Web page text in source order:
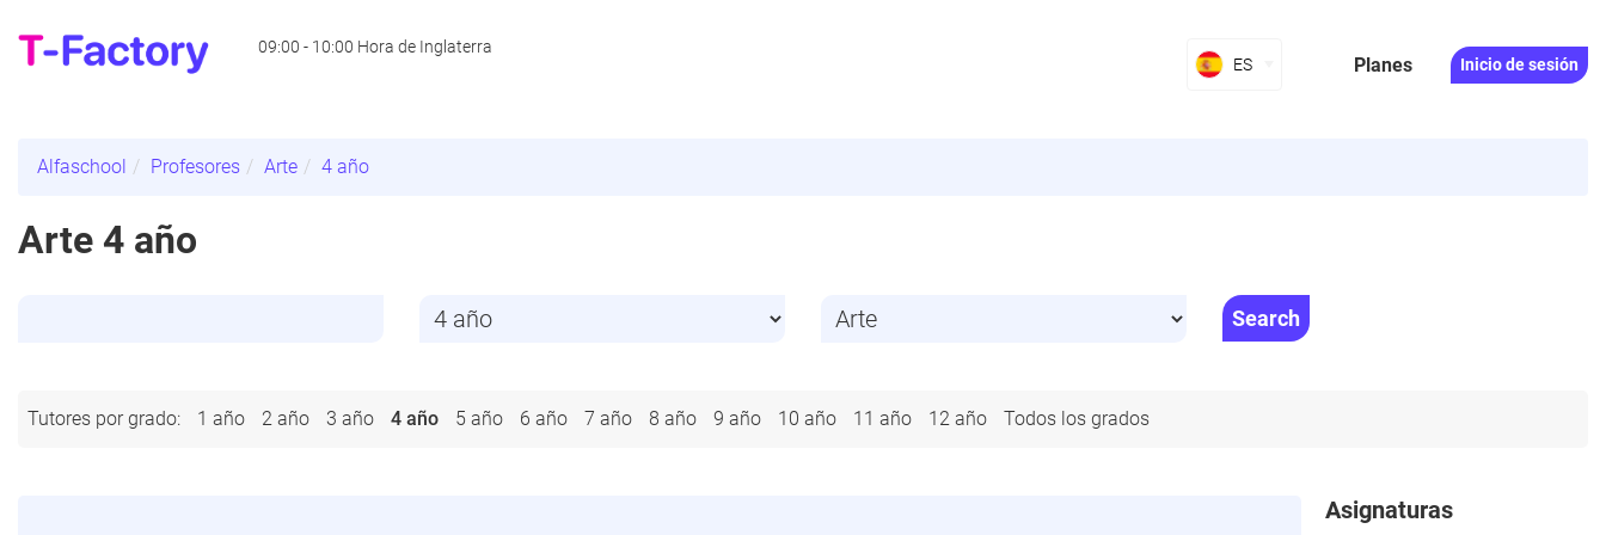
Inicio de sesión
09:00 - 10:00 Hora de Inglaterra
ES
Planes
Alfaschool Profesores Arte 4 año
Arte 4 año
Search
Tutores por grado: 1 año 2 año 3 año 4 año 5 año 6 año 7 año 8 año 9 año 10 año 11 año 12 año Todos los grados
Asignaturas